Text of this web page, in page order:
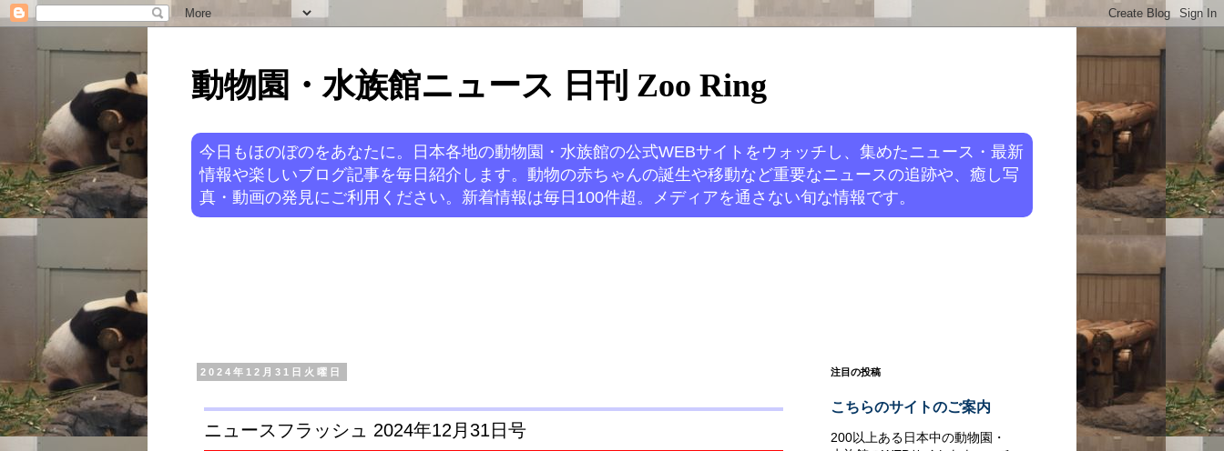
動物園・水族館ニュース 日刊 Zoo Ring
今日もほのぼのをあなたに。日本各地の動物園・水族館の公式WEBサイトをウォッチし、集めたニュース・最新
情報や楽しいブログ記事を毎日紹介します。動物の赤ちゃんの誕生や移動など重要なニュースの追跡や、癒し写
真・動画の発見にご利用ください。新着情報は毎日100件超。メディアを通さない旬な情報です。
2024年12月31日火曜日
ニュースフラッシュ 2024年12月31日号
注目の投稿
こちらのサイトのご案内
200以上ある日本中の動物園・